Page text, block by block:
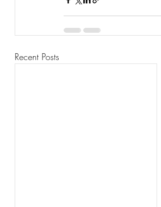
Recent Posts